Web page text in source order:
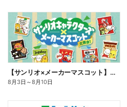
【サンリオ×メーカーマスコット】オリジナルグッズ貰える!
8月3日 ～8月10日